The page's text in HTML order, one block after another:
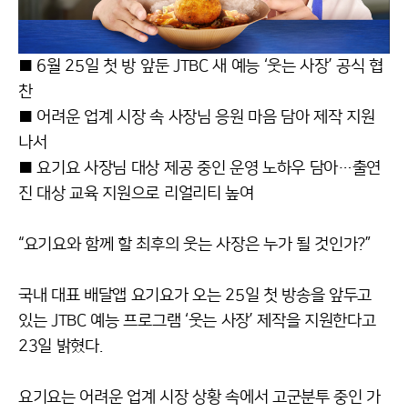
■ 6월 25일 첫 방 앞둔 JTBC 새 예능 ‘웃는 사장’ 공식 협
찬
■ 어려운 업계 시장 속 사장님 응원 마음 담아 제작 지원
나서
■ 요기요 사장님 대상 제공 중인 운영 노하우 담아…출연
진 대상 교육 지원으로 리얼리티 높여
“요기요와 함께 할 최후의 웃는 사장은 누가 될 것인가?”
국내 대표 배달앱 요기요가 오는 25일 첫 방송을 앞두고
있는 JTBC 예능 프로그램 ‘웃는 사장’ 제작을 지원한다고
23일 밝혔다.
요기요는 어려운 업계 시장 상황 속에서 고군분투 중인 가